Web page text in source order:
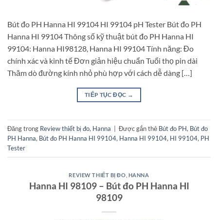
Bút đo PH Hanna HI 99104 HI 99104 pH Tester Bút đo PH
Hanna HI 99104 Thông số kỹ thuật bút đo PH Hanna HI
99104: Hanna HI98128, Hanna HI 99104 Tính năng: Đo
chính xác và kinh tế Đơn giản hiệu chuẩn Tuổi thọ pin dài
Thăm dò đường kính nhỏ phù hợp với cách dễ dàng […]
TIẾP TỤC ĐỌC →
Đăng trong Review thiết bị đo, Hanna Được gắn thẻ Bút đo PH, Bút đo
PH Hanna, Bút đo PH Hanna HI 99104, Hanna HI 99104, HI 99104, PH
Tester
REVIEW THIẾT BỊ ĐO HANNA
Hanna HI 98109 – Bút đo PH Hanna HI
98109